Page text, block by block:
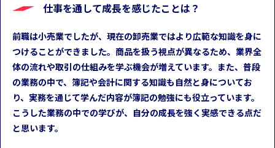
仕事を通して成長を感じたことは？
前職は小売業でしたが、現在の卸売業ではより広範な知識を身に
つけることができました。商品を扱う視点が異なるため、業界全
体の流れや取引の仕組みを学ぶ機会が増えています。また、普段
の業務の中で、簿記や会計に関する知識も自然と身についてお
り、実務を通じて学んだ内容が簿記の勉強にも役立っています。
こうした業務の中での学びが、自分の成長を強く実感できる点だ
と思います。